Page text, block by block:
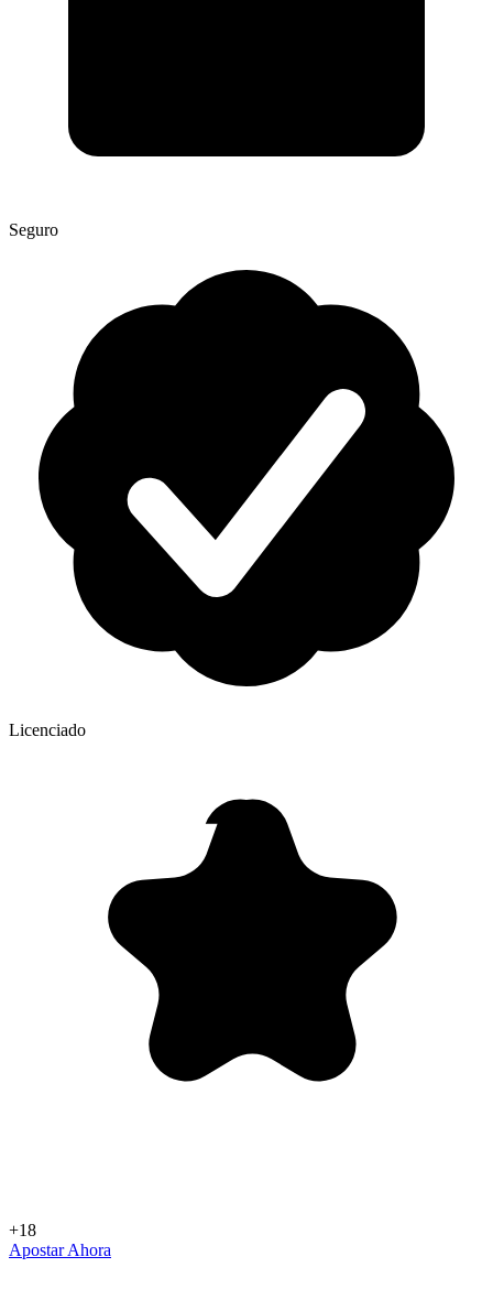
Seguro
Licenciado
+18
Apostar Ahora